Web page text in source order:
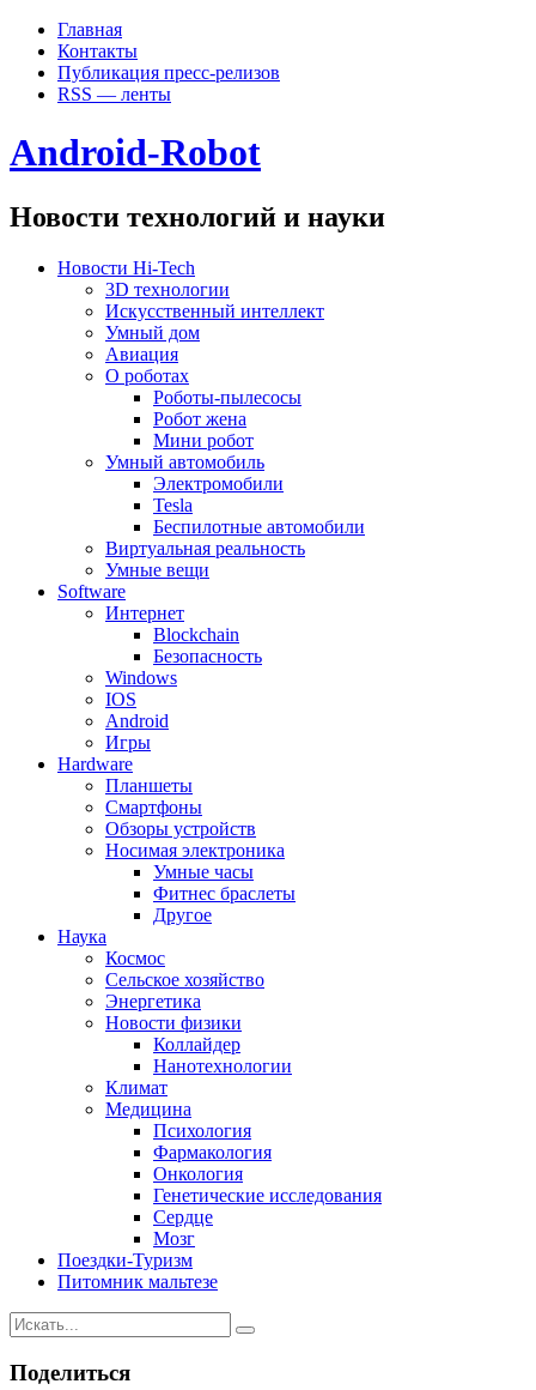
Главная
Контакты
Публикация пресс-релизов
RSS — ленты
Android-Robot
Новости технологий и науки
Новости Hi-Tech
3D технологии
Искусственный интеллект
Умный дом
Авиация
О роботах
Роботы-пылесосы
Робот жена
Мини робот
Умный автомобиль
Электромобили
Tesla
Беспилотные автомобили
Виртуальная реальность
Умные вещи
Software
Интернет
Blockchain
Безопасность
Windows
IOS
Android
Игры
Hardware
Планшеты
Смартфоны
Обзоры устройств
Носимая электроника
Умные часы
Фитнес браслеты
Другое
Наука
Космос
Сельское хозяйство
Энергетика
Новости физики
Коллайдер
Нанотехнологии
Климат
Медицина
Психология
Фармакология
Онкология
Генетические исследования
Сердце
Мозг
Поездки-Туризм
Питомник мальтезе
Поделиться